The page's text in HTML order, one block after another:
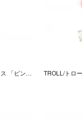
TROLL/トロール人形・RUSS/ラス 「ピンク/Ｍ/画家・芸術家」